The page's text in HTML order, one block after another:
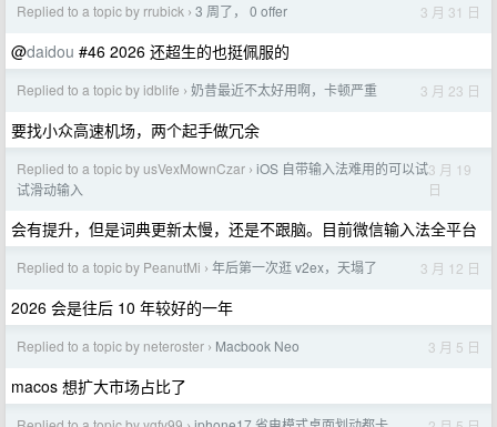
Replied to a topic by rrubick › 3 周了， 0 offer 3 月 31 日
@daidou #46 2026 还超生的也挺佩服的
Replied to a topic by idblife › 奶昔最近不太好用啊，卡顿严重 3 月 23 日
要找小众高速机场，两个起手做冗余
Replied to a topic by usVexMownCzar › iOS 自带输入法难用的可以试
试滑动输入
3 月 19
日
会有提升，但是词典更新太慢，还是不跟脑。目前微信输入法全平台
Replied to a topic by PeanutMi › 年后第一次逛 v2ex，天塌了 3 月 12 日
2026 会是往后 10 年较好的一年
Replied to a topic by neteroster › Macbook Neo 3 月 5 日
macos 想扩大市场占比了